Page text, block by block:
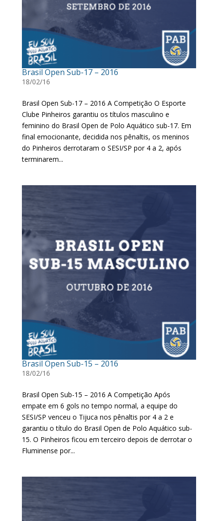
Brasil Open Sub-17 – 2016
18/02/16
Brasil Open Sub-17 – 2016 A Competição O Esporte
Clube Pinheiros garantiu os títulos masculino e
feminino do Brasil Open de Polo Aquático sub-17. Em
final emocionante, decidida nos pênaltis, os meninos
do Pinheiros derrotaram o SESI/SP por 4 a 2, após
terminarem...
Brasil Open Sub-15 – 2016
18/02/16
Brasil Open Sub-15 – 2016 A Competição Após
empate em 6 gols no tempo normal, a equipe do
SESI/SP venceu o Tijuca nos pênaltis por 4 a 2 e
garantiu o título do Brasil Open de Polo Aquático sub-
15. O Pinheiros ficou em terceiro depois de derrotar o
Fluminense por...